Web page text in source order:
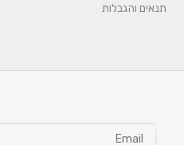
תנאים והגבלות